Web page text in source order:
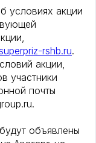
условиях акции
rshb.ru.
акции,
участники
почты
объявлены